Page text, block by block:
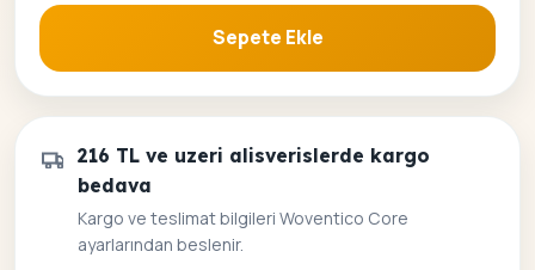
Sepete Ekle
216 TL ve uzeri alisverislerde kargo
bedava
Kargo ve teslimat bilgileri Woventico Core
ayarlarından beslenir.